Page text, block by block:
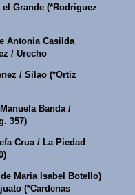
Grande (*Rodriguez
Antonia Casilda
/ Urecho
/ Silao (*Ortiz
Banda /
357)
Crua / La Piedad
Maria Isabel Botello)
(*Cardenas